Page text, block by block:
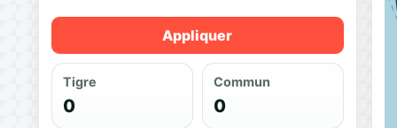
Appliquer
Tigre
0
Commun
0